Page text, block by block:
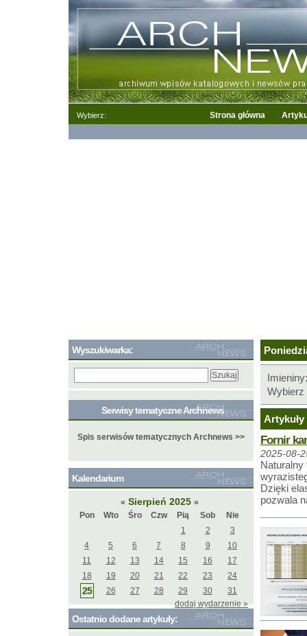
Wybierz: Strona główna
Wybierz
Fornir
2025-08-
Naturalny
Dzięki
pozwala
Wyszukiwarka:
Serwisy tematyczne Archnews
Spis serwisów tematycznych Archnews >>
Kalendarium
« Sierpień 2025 »
Pon
Wto Śro Czw Pią Sob
Nie
1
2
3
4
5 6 7 8 9
10
11
12 13 14 15 16
17
18
19 20 21 22 23 24
25 26 27 28 29 30
31
dodaj wydarzenie »
Ostatnio dodane artykuły: